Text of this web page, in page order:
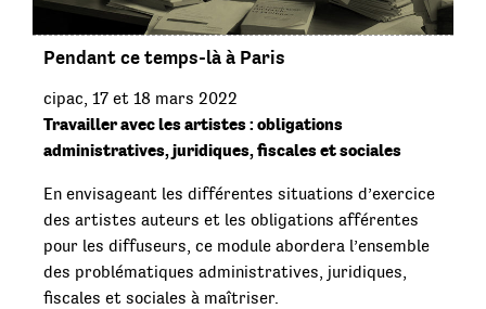
Pendant ce temps-là à Paris
cipac, 17 et 18 mars 2022
Travailler avec les artistes : obligations
administratives, juridiques, fiscales et sociales
En envisageant les différentes situations d’exercice
des artistes auteurs et les obligations afférentes
pour les diffuseurs, ce module abordera l’ensemble
des problématiques administratives, juridiques,
fiscales et sociales à maîtriser.